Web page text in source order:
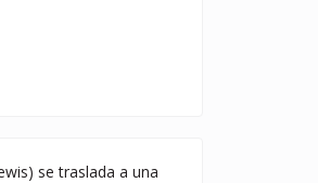
se traslada a una